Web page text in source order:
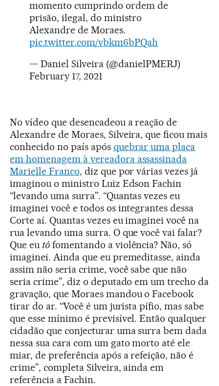
momento cumprindo ordem de
prisão, ilegal, do ministro
Alexandre de Moraes.
pic.twitter.com/vbkm6bPQah
— Daniel Silveira (@danielPMERJ)
February 17, 2021
No vídeo que desencadeou a reação de
Alexandre de Moraes, Silveira, que ficou mais
conhecido no país após quebrar uma placa
em homenagem à vereadora assassinada
Marielle Franco, diz que por várias vezes já
imaginou o ministro Luiz Edson Fachin
“levando uma surra”. “Quantas vezes eu
imaginei você e todos os integrantes dessa
Corte aí. Quantas vezes eu imaginei você na
rua levando uma surra. O que você vai falar?
Que eu tôfomentando a violência? Não, só
imaginei. Ainda que eu premeditasse, ainda
assim não seria crime, você sabe que não
seria crime”, diz o deputado em um trecho da
gravação, que Moraes mandou o Facebook
tirar do ar. “Você é um jurista pífio, mas sabe
que esse mínimo é previsível. Então qualquer
cidadão que conjecturar uma surra bem dada
nessa sua cara com um gato morto até ele
miar, de preferência após a refeição, não é
crime”, completa Silveira, ainda em
referência a Fachin.